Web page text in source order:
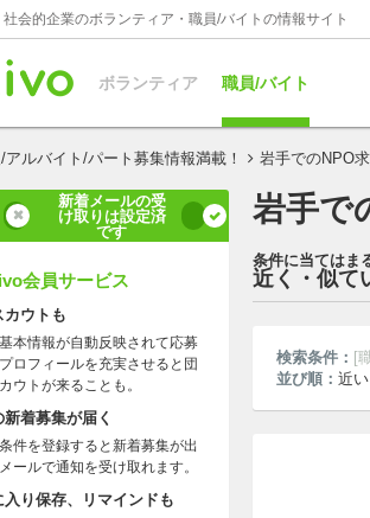
会的企業のボランティア・職員/バイトの情報サイト
ボランティア 職員/バイト
アルバイト/パート募集情報満載！ 岩手でのNPO
岩手で
条件に当てはま
近く・似て
検索条件： [
並び順： 近
新着メールの受
け取りは設定済
です
会員サービス
カウトも
本情報が自動反映されて応募
ロフィールを充実させると団
ウトが来ることも。
着募集が届く
件を登録すると新着募集が出
ールで通知を受け取れます。
り保存、リマインドも